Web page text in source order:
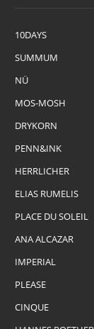
10DAYS
SUMMUM
NÜ
MOS-MOSH
DRYKORN
PENN&INK
HERRLICHER
ELIAS RUMELIS
PLACE DU SOLEIL
ANA ALCAZAR
IMPERIAL
PLEASE
CINQUE